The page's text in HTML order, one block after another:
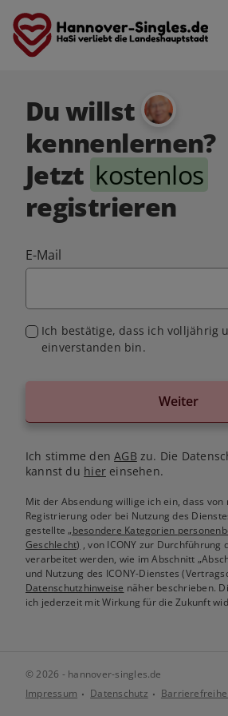
Du willst
kennenlernen?
Jetzt kostenlos
registrieren
E-Mail
Ich bestätige, dass ich volljährig
einverstanden bin.
Weiter
Ich stimme denAGB zu. Die
kannst du hiereinsehen.
Mit der Absendung willige ich ein, dass von
Registrierung oder bei Nutzung des
gestellte„besondere Kategorien
Geschlecht) , von ICONY zur Durchführung
verarbeitet werden, wie im Abschnitt
und Nutzung des ICONY-Dienstes
Datenschutzhinweise näher beschrieben.
ich jederzeit mit Wirkung für die Zukunft
© 2026 - hannover-singles.de
Impressum
Datenschutz